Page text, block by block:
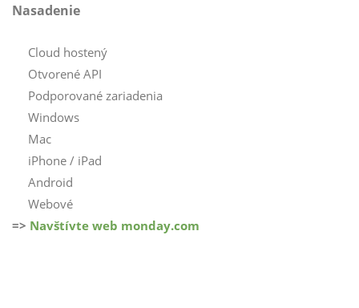
Nasadenie
Cloud hostený
Otvorené API
Podporované zariadenia
Windows
Mac
iPhone / iPad
Android
Webové
=> Navštívte web monday.com